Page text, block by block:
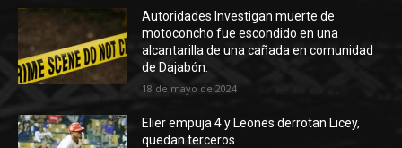
Autoridades Investigan muerte de
motoconcho fue escondido en una
alcantarilla de una cañada en comunidad
de Dajabón.
18 de mayo de 2024
Elier empuja 4 y Leones derrotan Licey,
quedan terceros